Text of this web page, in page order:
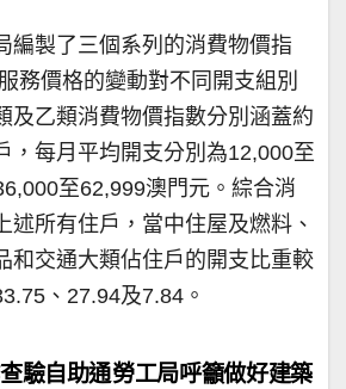
編製了三個系列的消費物價指
務價格的變動對不同開支組別
及乙類消費物價指數分別涵蓋約
，每月平均開支分別為12,000至
至62,999澳門元。綜合消
述所有住戶，當中住屋及燃料、
和交通大類佔住戶的開支比重較
、27.94及7.84。
勞工局呼籲做好建築
驗自助通